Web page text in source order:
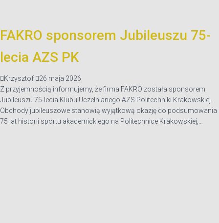
FAKRO sponsorem Jubileuszu 75-
lecia AZS PK
Krzysztof
26 maja 2026
Z przyjemnością informujemy, że firma FAKRO została sponsorem
Jubileuszu 75-lecia Klubu Uczelnianego AZS Politechniki Krakowskiej.
Obchody jubileuszowe stanowią wyjątkową okazję do podsumowania
75 lat historii sportu akademickiego na Politechnice Krakowskiej,…